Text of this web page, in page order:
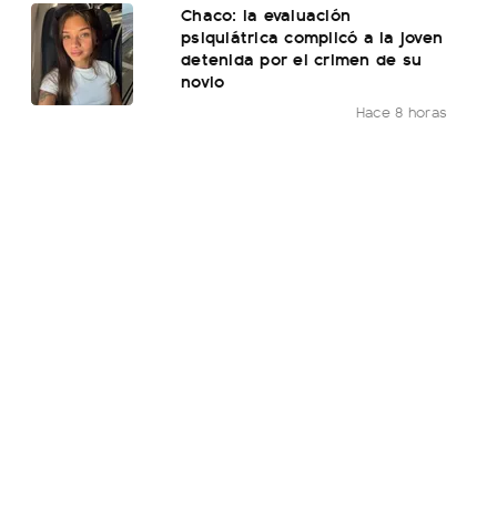
Chaco: la evaluación
psiquiátrica complicó a la joven
detenida por el crimen de su
novio
Hace 8 horas